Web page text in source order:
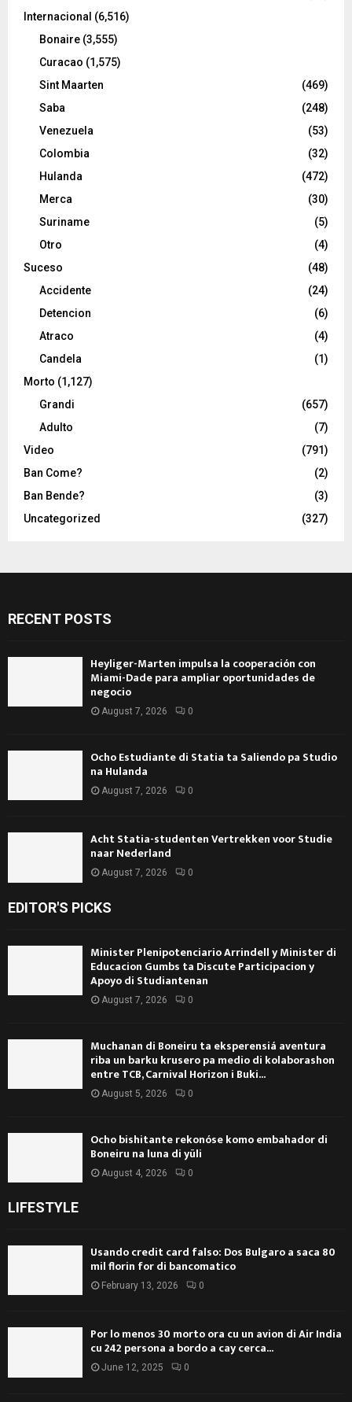
Internacional (6,516)
Bonaire (3,555)
Curacao (1,575)
Sint Maarten
(469)
Saba
(248)
Venezuela
(53)
Colombia
(32)
Hulanda
(472)
Merca
(30)
Suriname
(5)
Otro
(4)
Suceso
(48)
Accidente
(24)
Detencion
(6)
Atraco
(4)
Candela
(1)
Morto (1,127)
Grandi
(657)
Adulto
(7)
Video
(791)
Ban Come?
(2)
Ban Bende?
(3)
Uncategorized
(327)
RECENT POSTS
Heyliger-Marten impulsa la cooperación con
Miami-Dade para ampliar oportunidades de
negocio
August 7, 2026 0
Ocho Estudiante di Statia ta Saliendo pa Studio
na Hulanda
August 7, 2026 0
Acht Statia-studenten Vertrekken voor Studie
naar Nederland
August 7, 2026 0
EDITOR'S PICKS
Minister Plenipotenciario Arrindell y Minister di
Educacion Gumbs ta Discute Participacion y
Apoyo di Studiantenan
August 7, 2026 0
Muchanan di Boneiru ta eksperensiá aventura
riba un barku krusero pa medio di kolaborashon
entre TCB, Carnival Horizon i Buki...
August 5, 2026 0
Ocho bishitante rekonóse komo embahador di
Boneiru na luna di yüli
August 4, 2026 0
LIFESTYLE
Usando credit card falso: Dos Bulgaro a saca 80
mil florin for di bancomatico
February 13, 2026 0
Por lo menos 30 morto ora cu un avion di Air India
cu 242 persona a bordo a cay cerca...
June 12, 2025 0